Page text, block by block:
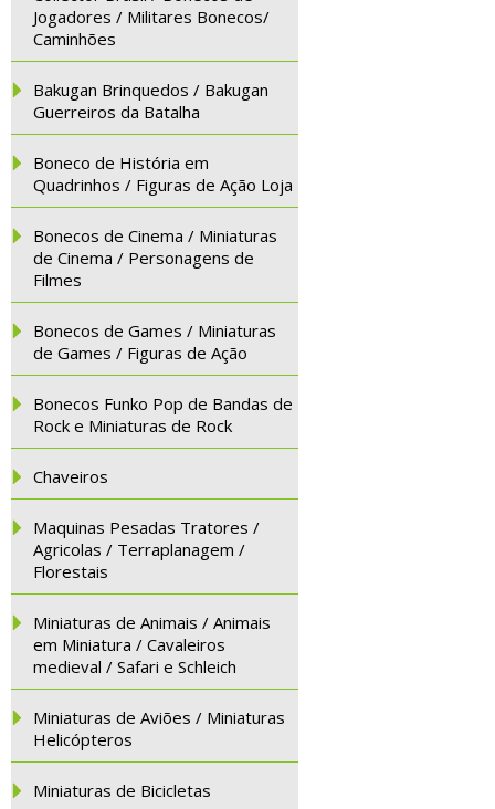
Jogadores / Militares Bonecos/
Caminhões
Bakugan Brinquedos / Bakugan
Guerreiros da Batalha
Boneco de História em
Quadrinhos / Figuras de Ação Loja
Bonecos de Cinema / Miniaturas
de Cinema / Personagens de
Filmes
Bonecos de Games / Miniaturas
de Games / Figuras de Ação
Bonecos Funko Pop de Bandas de
Rock e Miniaturas de Rock
Chaveiros
Maquinas Pesadas Tratores /
Agricolas / Terraplanagem /
Florestais
Miniaturas de Animais / Animais
em Miniatura / Cavaleiros
medieval / Safari e Schleich
Miniaturas de Aviões / Miniaturas
Helicópteros
Miniaturas de Bicicletas